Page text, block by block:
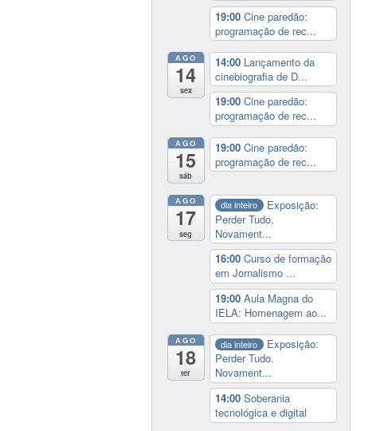
19:00 Cine paredão:
programação de rec...
AGO
14
sex
14:00 Lançamento da
cinebiografia de D...
19:00 Cine paredão:
programação de rec...
AGO
15
sáb
19:00 Cine paredão:
programação de rec...
AGO
17
seg
dia inteiro
Exposição:
Perder Tudo.
Novament...
16:00 Curso de formação
em Jornalismo ...
19:00 Aula Magna do
IELA: Homenagem ao...
AGO
18
ter
dia inteiro
Exposição:
Perder Tudo.
Novament...
14:00 Soberania
tecnológica e digital